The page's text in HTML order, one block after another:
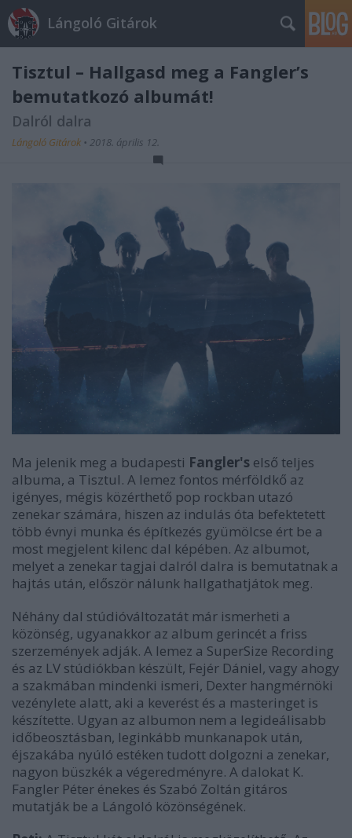
Lángoló Gitárok
Tisztul – Hallgasd meg a Fangler’s
bemutatkozó albumát!
Dalról dalra
Lángoló Gitárok • 2018. április 12.
Ma jelenik meg a budapesti Fangler's első teljes
albuma, a Tisztul. A lemez fontos mérföldkő az
igényes, mégis közérthető pop rockban utazó
zenekar számára, hiszen az indulás óta befektetett
több évnyi munka és építkezés gyümölcse ért be a
most megjelent kilenc dal képében. Az albumot,
melyet a zenekar tagjai dalról dalra is bemutatnak a
hajtás után, először nálunk hallgathatjátok meg.
Néhány dal stúdióváltozatát már ismerheti a
közönség, ugyanakkor az album gerincét a friss
szerzemények adják. A lemez a SuperSize Recording
és az LV stúdiókban készült, Fejér Dániel, vagy ahogy
a szakmában mindenki ismeri, Dexter hangmérnöki
vezénylete alatt, aki a keverést és a masteringet is
készítette. Ugyan az albumon nem a legideálisabb
időbeosztásban, leginkább munkanapok után,
éjszakába nyúló estéken tudott dolgozni a zenekar,
nagyon büszkék a végeredményre. A dalokat K.
Fangler Péter énekes és Szabó Zoltán gitáros
mutatják be a Lángoló közönségének.